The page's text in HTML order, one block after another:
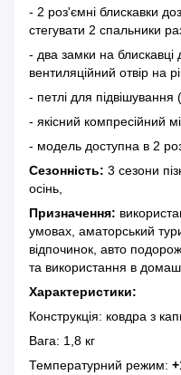
- 2 роз'ємні блискавки
стегувати 2 спальники
- два замки на блискавці
вентиляційний отвір на
- петлі для підвішування
- якісний компресійний
- модель доступна в 2
Сезонність: 3 сезони
осінь,
Призначення:
умовах, аматорський
відпочинок, авто
та використання в
Характеристики:
Конструкція: ковдра з
Вага: 1,8 кг
Температурний режим: